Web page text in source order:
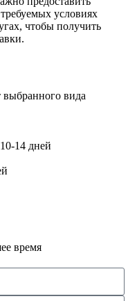
условиях
чтобы получить
выбранного вида
14 дней
время